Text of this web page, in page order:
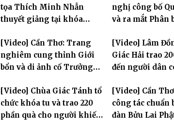
tọa Thích Minh Nhẫn
thuyết giảng tại khóa
nghị công bố
và ra mắt Phân
[Video] Cần Thơ: Trang
nghiêm cung thỉnh Giới
bổn và di ảnh cố Trưởng
Tôn hiệu Đại giới đàn – về
hai giới trường
[Video] Lâm
Giác Hải trao
đến người dân
Dương
[Video] Chùa Giác Tánh tổ
chức khóa tu và trao 220
phần quà cho người khiếm
[Video] Cần
công tác chuẩn
đàn Bửu Lai